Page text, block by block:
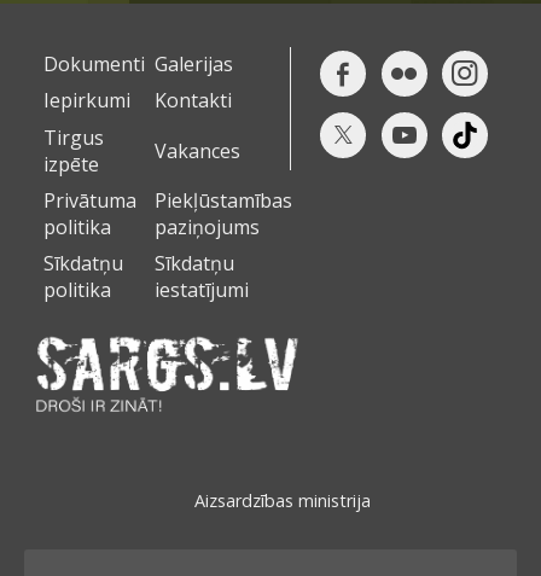
Dokumenti Galerijas
Iepirkumi
Kontakti
Tirgus
izpēte
Vakances
Privātuma
politika
Piekļūstamības
paziņojums
Sīkdatņu
politika
Sīkdatņu
iestatījumi
Aizsardzības ministrija